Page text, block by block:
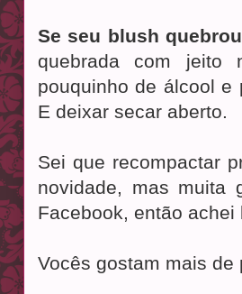
Se seu blush
quebrada com
pouquinho de álcool e
E deixar secar aberto.
Sei que recompactar
novidade, mas muita
Facebook, então
Vocês gostam mais